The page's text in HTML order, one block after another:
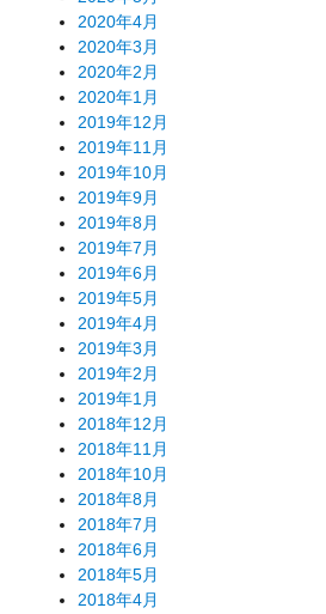
2020年4月
2020年3月
2020年2月
2020年1月
2019年12月
2019年11月
2019年10月
2019年9月
2019年8月
2019年7月
2019年6月
2019年5月
2019年4月
2019年3月
2019年2月
2019年1月
2018年12月
2018年11月
2018年10月
2018年8月
2018年7月
2018年6月
2018年5月
2018年4月